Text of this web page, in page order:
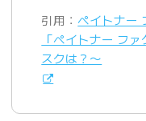
引用：ペイトナー
「ペイトナー フ
スクは？〜